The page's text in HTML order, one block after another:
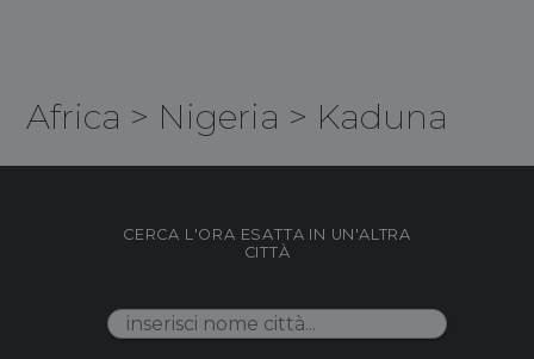
Africa > Nigeria > Kaduna
CERCA L'ORA ESATTA IN UN'ALTRA
CITTÀ